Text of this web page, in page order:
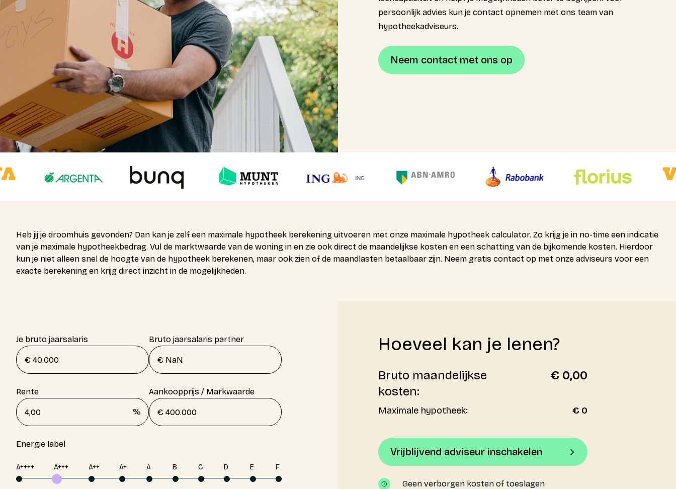
Login
Expats
Gratis kennismaking
persoonlijk advies kun je contact opnemen met ons team van
hypotheekadviseurs.
Neem contact met ons op
Heb jij je droomhuis gevonden? Dan kan je zelf een maximale hypotheek berekening uitvoeren met onze maximale hypotheek calculator. Zo krijg je in no-time een indicatie
van je maximale hypotheekbedrag. Vul de marktwaarde van de woning in en zie ook direct de maandelijkse kosten en een schatting van de bijkomende kosten. Hierdoor
kun je niet alleen snel de hoogte van de hypotheek berekenen, maar ook zien of de maandlasten betaalbaar zijn. Neem gratis contact op met onze adviseurs voor een
exacte berekening en krijg direct inzicht in de mogelijkheden.
Je bruto jaarsalaris Bruto jaarsalaris partner
Rente
%
Aankoopprijs / Markwaarde
Energie label
A++++ A+++ A++ A+ A B C D E F
Hoeveel kan je lenen?
Bruto maandelijkse
kosten:
€ 0,00
Maximale hypotheek: € 0
Vrijblijvend adviseur inschakelen
Geen verborgen kosten of toeslagen